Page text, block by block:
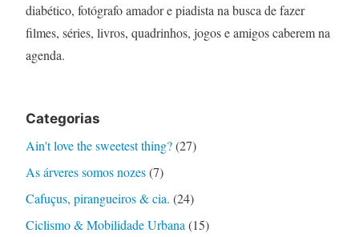
diabético, fotógrafo amador e piadista na busca de fazer
filmes, séries, livros, quadrinhos, jogos e amigos caberem na
agenda.
Categorias
Ain't love the sweetest thing?(27)
As árveres somos nozes(7)
Cafuçus, pirangueiros & cia. (24)
Ciclismo & Mobilidade Urbana (15)